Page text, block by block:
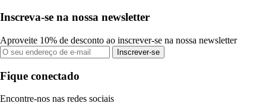
Inscreva-se na nossa newsletter
Aproveite 10% de desconto ao inscrever-se na nossa newsletter
Inscrever-se
Fique conectado
Encontre-nos nas redes sociais